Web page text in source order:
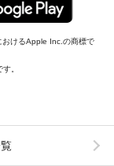
けるApple Inc.の商標で
。